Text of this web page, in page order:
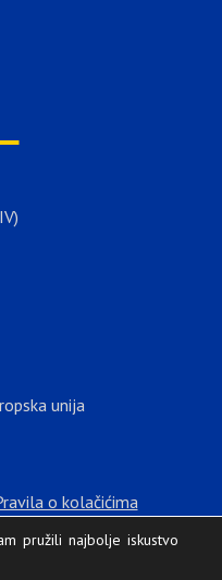
unija
o kolačićima
pružili najbolje iskustvo